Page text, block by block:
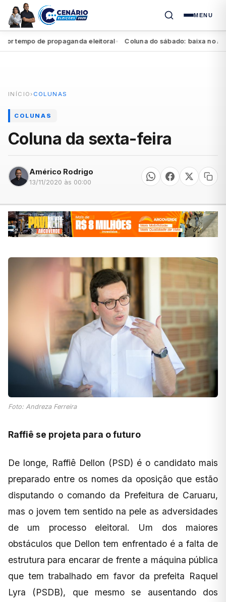
MENU
de propaganda eleitoral● Coluna do sábado: baixa no
INÍCIO › COLUNAS
COLUNAS
Coluna da sexta-feira
Américo Rodrigo
13/11/2020 às 00:00
Foto: Andreza Ferreira
Raffiê se projeta para o futuro
De longe, Raffiê Dellon (PSD) é o candidato mais
preparado entre os nomes da oposição que estão
disputando o comando da Prefeitura de Caruaru,
mas o jovem tem sentido na pele as adversidades
de um processo eleitoral. Um dos maiores
obstáculos que Dellon tem enfrentado é a falta de
estrutura para encarar de frente a máquina pública
que tem trabalhado em favor da prefeita Raquel
Lyra (PSDB), que mesmo se ausentando dos